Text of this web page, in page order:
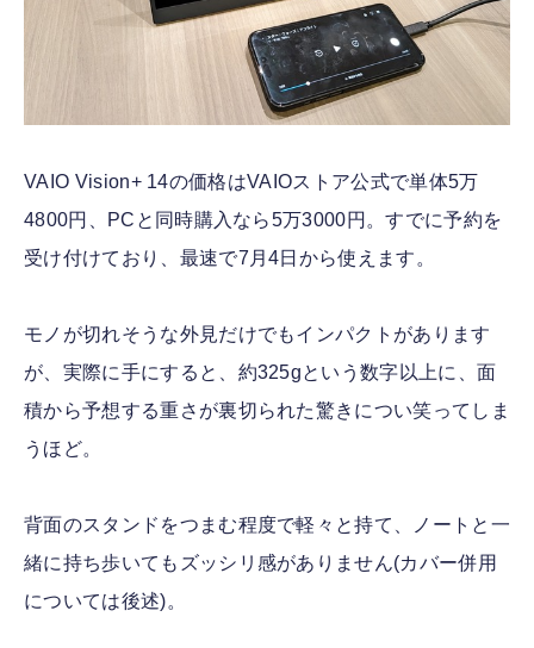
VAIO Vision+ 14の価格はVAIOストア公式で単体5万
4800円、PCと同時購入なら5万3000円。すでに予約を
受け付けており、最速で7月4日から使えます。
モノが切れそうな外見だけでもインパクトがあります
が、実際に手にすると、約325gという数字以上に、面
積から予想する重さが裏切られた驚きについ笑ってしま
うほど。
背面のスタンドをつまむ程度で軽々と持て、ノートと一
緒に持ち歩いてもズッシリ感がありません(カバー併用
については後述)。